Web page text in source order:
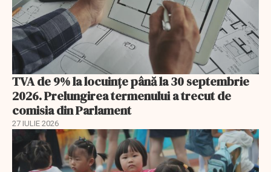
TVA de 9% la locuințe până la 30 septembrie
2026. Prelungirea termenului a trecut de
comisia din Parlament
27 IULIE 2026